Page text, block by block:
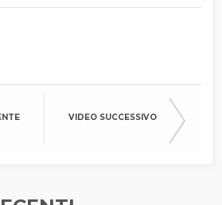
VIDEO SUCCESSIVO